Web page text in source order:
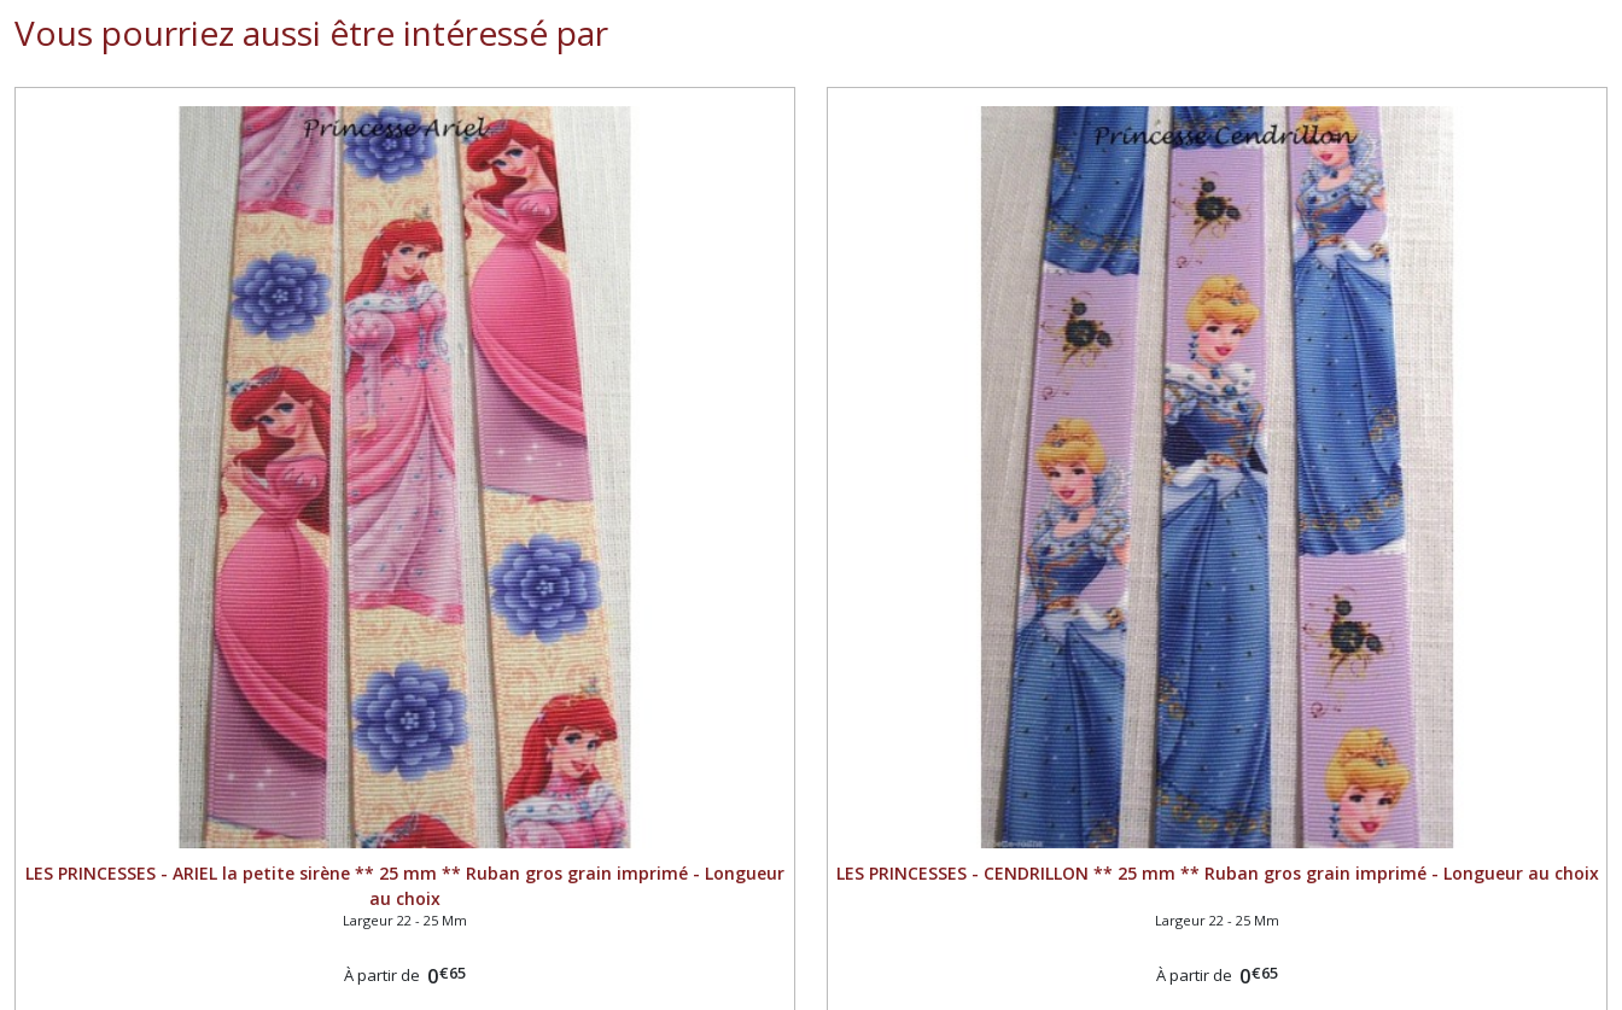
Vous pourriez aussi être intéressé par
LES PRINCESSES - ARIEL la petite sirène ** 25 mm ** Ruban gros grain imprimé - Longueur
au choix
Largeur 22 - 25 Mm
À partir de 0€65
LES PRINCESSES - CENDRILLON ** 25 mm ** Ruban gros grain imprimé - Longueur au choix
Largeur 22 - 25 Mm
À partir de 0€65